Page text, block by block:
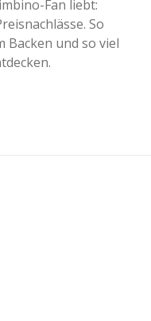
Fan liebt:
So
Backen und so viel